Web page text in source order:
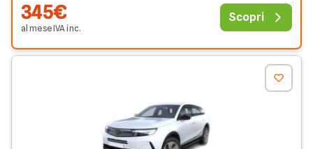
345€
al meseIVAinc.
Scopri